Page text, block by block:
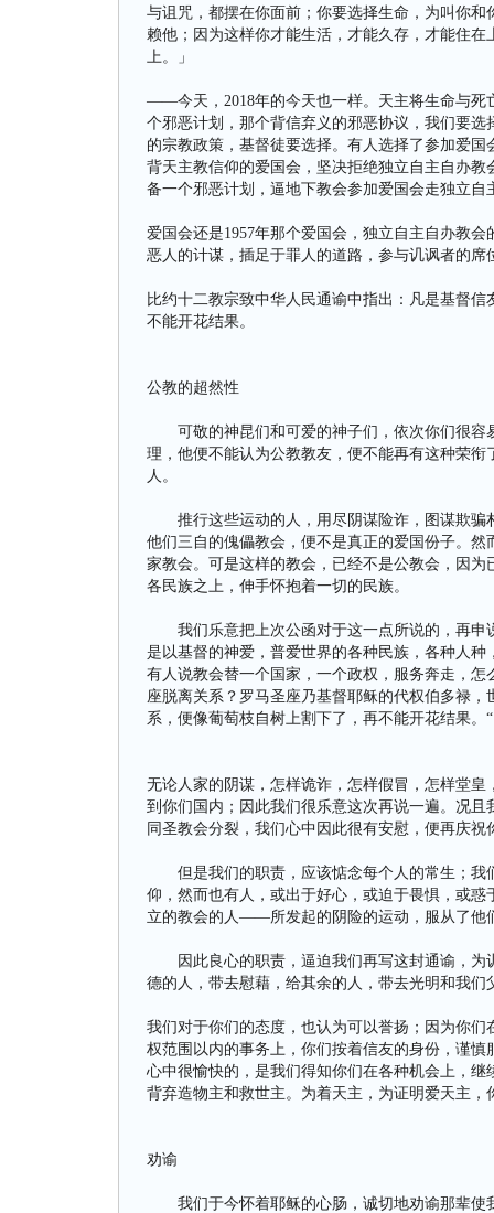
与诅咒，都摆在你面前；你要选择生命，为叫你
赖他；因为这样你才能生活，才能久存，才能住
上。」
——今天，2018年的今天也一样。天主将生命与死
个邪恶计划，那个背信弃义的邪恶协议，我们要
的宗教政策，基督徒要选择。有人选择了参加爱
背天主教信仰的爱国会，坚决拒绝独立自主自办
备一个邪恶计划，逼地下教会参加爱国会走独立
爱国会还是1957年那个爱国会，独立自主自办教
恶人的计谋，插足于罪人的道路，参与讥讽者的席
比约十二教宗致中华人民通谕中指出：凡是基督
不能开花结果。
公教的超然性
可敬的神昆们和可爱的神子们，依次你们很容
理，他便不能认为公教教友，便不能再有这种荣
人。
推行这些运动的人，用尽阴谋险诈，图谋欺骗
他们三自的傀儡教会，便不是真正的爱国份子。
家教会。可是这样的教会，已经不是公教会，因
各民族之上，伸手怀抱着一切的民族。
我们乐意把上次公函对于这一点所说的，再申
是以基督的神爱，普爱世界的各种民族，各种人
有人说教会替一个国家，一个政权，服务奔走，
座脱离关系？罗马圣座乃基督耶稣的代权伯多禄
系，便像葡萄枝自树上割下了，再不能开花结果。“
无论人家的阴谋，怎样诡诈，怎样假冒，怎样堂
到你们国内；因此我们很乐意这次再说一遍。况
同圣教会分裂，我们心中因此很有安慰，便再庆
但是我们的职责，应该惦念每个人的常生；我
仰，然而也有人，或出于好心，或迫于畏惧，或
立的教会的人——所发起的阴险的运动，服从了他
因此良心的职责，逼迫我们再写这封通谕，为
德的人，带去慰藉，给其余的人，带去光明和我们
我们对于你们的态度，也认为可以誉扬；因为你
权范围以内的事务上，你们按着信友的身份，谨
心中很愉快的，是我们得知你们在各种机会上，
背弃造物主和救世主。为着天主，为证明爱天主
劝谕
我们于今怀着耶稣的心肠，诚切地劝谕那辈使